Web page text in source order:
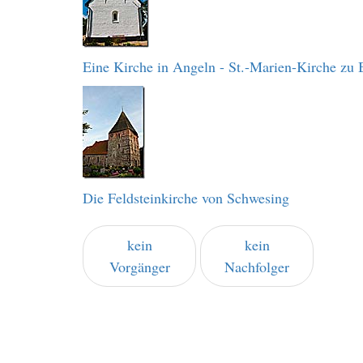
Eine Kirche in Angeln - St.-Marien-Kirche zu
Die Feldsteinkirche von Schwesing
kein
Vorgänger
kein
Nachfolger